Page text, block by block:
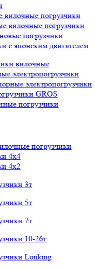
вилочные погрузчики
вилочные погрузчики
погрузчики
с японским двигателем
вилочные
электропогрузчики
электропогрузчики
GROS
погрузчики
погрузчики
4х4
4х2
3т
5т
7т
10-26т
Lonking